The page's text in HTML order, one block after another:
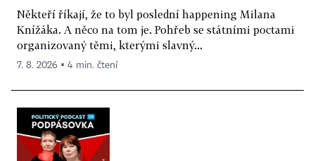
Někteří říkají, že to byl poslední happening Milana
Knížáka. A něco na tom je. Pohřeb se státními poctami
organizovaný těmi, kterými slavný...
7. 8. 2026 ▪ 4 min. čtení